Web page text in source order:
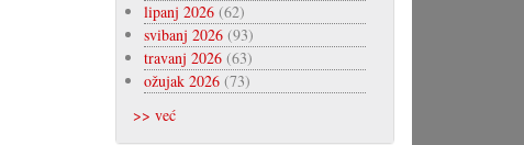
lipanj 2026(62)
svibanj 2026(93)
travanj 2026(63)
ožujak 2026(73)
>> već